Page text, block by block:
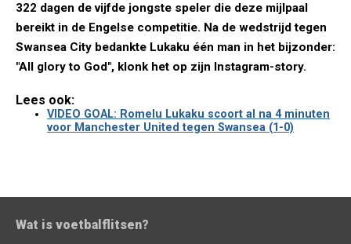
322 dagen de vijfde jongste speler die deze mijlpaal
bereikt in de Engelse competitie. Na de wedstrijd tegen
Swansea City bedankte Lukaku één man in het bijzonder:
"All glory to God", klonk het op zijn Instagram-story.
Lees ook:
VIDEO GOAL: Romelu Lukaku scoort al na 4 minuten
voor Manchester United tegen Swansea (1-0)
Wat is voetbalflitsen?